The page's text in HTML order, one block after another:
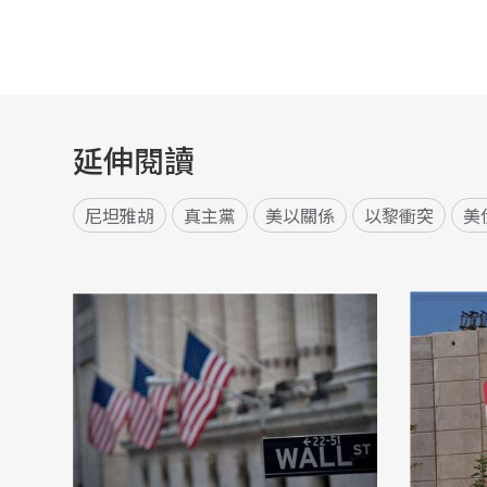
延伸閱讀
尼坦雅胡 真主黨 美以關係 以黎衝突 美